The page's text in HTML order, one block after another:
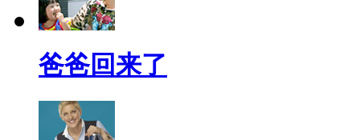
爸爸回来了